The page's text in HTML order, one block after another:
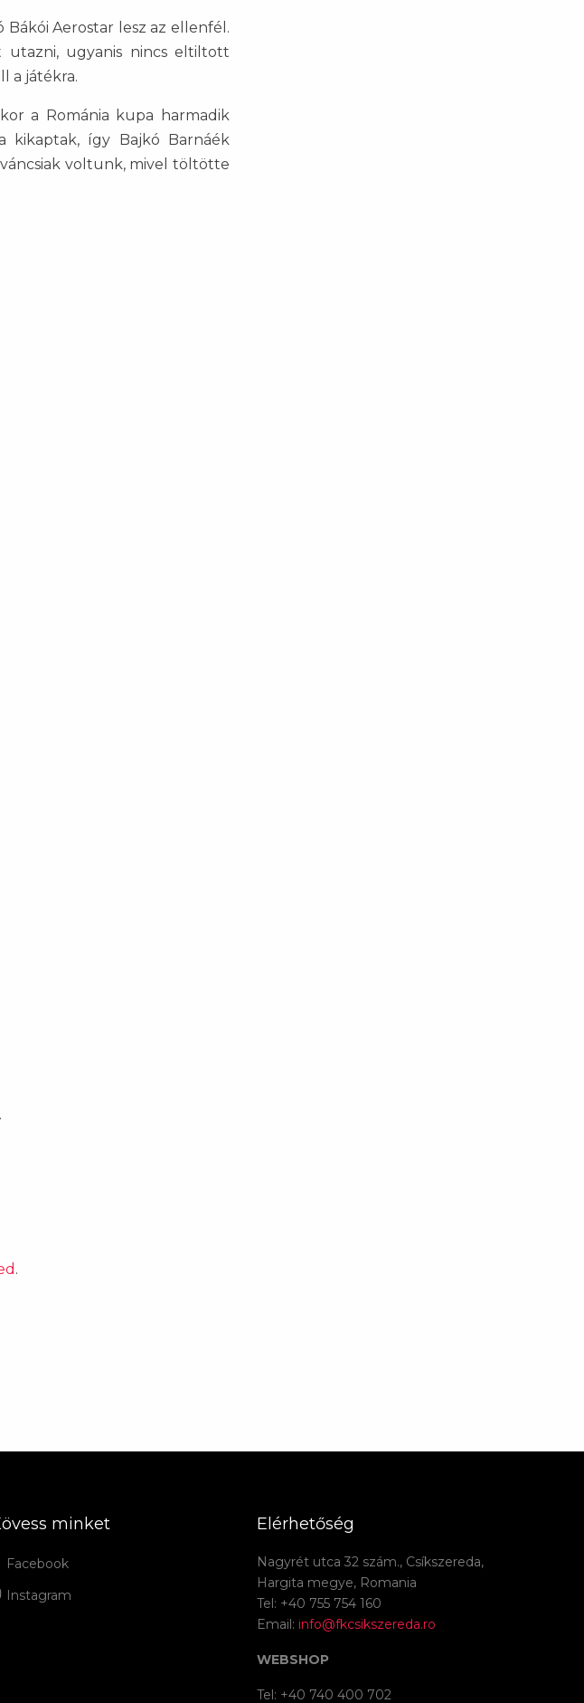
Aerostar lesz az ellenfél.
ugyanis nincs eltiltott
a játékra.
a Románia kupa harmadik
kikaptak, így Bajkó Barnáék
voltunk, mivel töltötte
.
minket
Facebook
Instagram
Elérhetőség
Nagyrét utca 32 szám., Csíkszereda,
Hargita megye, Romania
Tel: +40 755 754 160
Email: info@fkcsikszereda.ro
WEBSHOP
Tel: +40 740 400 702